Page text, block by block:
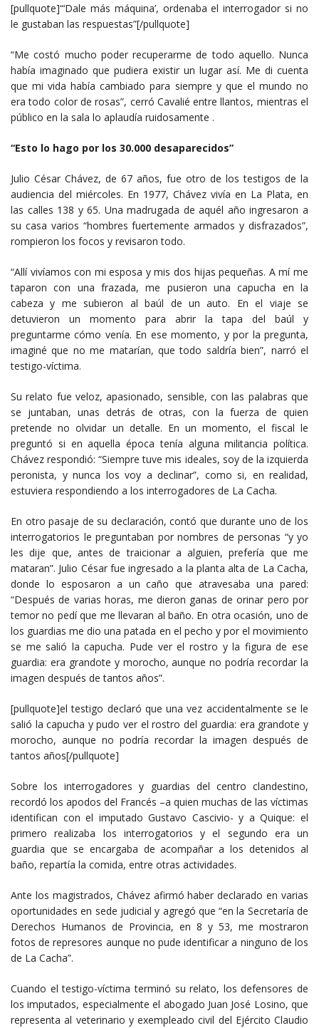
[pullquote]“‘Dale más máquina’, ordenaba el interrogador si no
le gustaban las respuestas”[/pullquote]
“Me costó mucho poder recuperarme de todo aquello. Nunca
había imaginado que pudiera existir un lugar así. Me di cuenta
que mi vida había cambiado para siempre y que el mundo no
era todo color de rosas”, cerró Cavalié entre llantos, mientras el
público en la sala lo aplaudía ruidosamente .
“Esto lo hago por los 30.000 desaparecidos”
Julio César Chávez, de 67 años, fue otro de los testigos de la
audiencia del miércoles. En 1977, Chávez vivía en La Plata, en
las calles 138 y 65. Una madrugada de aquél año ingresaron a
su casa varios “hombres fuertemente armados y disfrazados”,
rompieron los focos y revisaron todo.
“Allí vivíamos con mi esposa y mis dos hijas pequeñas. A mí me
taparon con una frazada, me pusieron una capucha en la
cabeza y me subieron al baúl de un auto. En el viaje se
detuvieron un momento para abrir la tapa del baúl y
preguntarme cómo venía. En ese momento, y por la pregunta,
imaginé que no me matarían, que todo saldría bien”, narró el
testigo-víctima.
Su relato fue veloz, apasionado, sensible, con las palabras que
se juntaban, unas detrás de otras, con la fuerza de quien
pretende no olvidar un detalle. En un momento, el fiscal le
preguntó si en aquella época tenía alguna militancia política.
Chávez respondió: “Siempre tuve mis ideales, soy de la izquierda
peronista, y nunca los voy a declinar”, como si, en realidad,
estuviera respondiendo a los interrogadores de La Cacha.
En otro pasaje de su declaración, contó que durante uno de los
interrogatorios le preguntaban por nombres de personas “y yo
les dije que, antes de traicionar a alguien, prefería que me
mataran”. Julio César fue ingresado a la planta alta de La Cacha,
donde lo esposaron a un caño que atravesaba una pared:
“Después de varias horas, me dieron ganas de orinar pero por
temor no pedí que me llevaran al baño. En otra ocasión, uno de
los guardias me dio una patada en el pecho y por el movimiento
se me salió la capucha. Pude ver el rostro y la figura de ese
guardia: era grandote y morocho, aunque no podría recordar la
imagen después de tantos años”.
[pullquote]el testigo declaró que una vez accidentalmente se le
salió la capucha y pudo ver el rostro del guardia: era grandote y
morocho, aunque no podría recordar la imagen después de
tantos años[/pullquote]
Sobre los interrogadores y guardias del centro clandestino,
recordó los apodos del Francés –a quien muchas de las víctimas
identifican con el imputado Gustavo Cascivio- y a Quique: el
primero realizaba los interrogatorios y el segundo era un
guardia que se encargaba de acompañar a los detenidos al
baño, repartía la comida, entre otras actividades.
Ante los magistrados, Chávez afirmó haber declarado en varias
oportunidades en sede judicial y agregó que “en la Secretaría de
Derechos Humanos de Provincia, en 8 y 53, me mostraron
fotos de represores aunque no pude identificar a ninguno de los
de La Cacha”.
Cuando el testigo-víctima terminó su relato, los defensores de
los imputados, especialmente el abogado Juan José Losino, que
representa al veterinario y exempleado civil del Ejército Claudio